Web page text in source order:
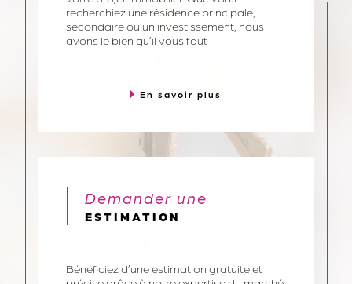
Spécialistes du marché local, nous vous
accompagnons dans chaque étape de
votre projet immobilier. Que vous
avons le bien qu’il vous faut !
ESTIMATION